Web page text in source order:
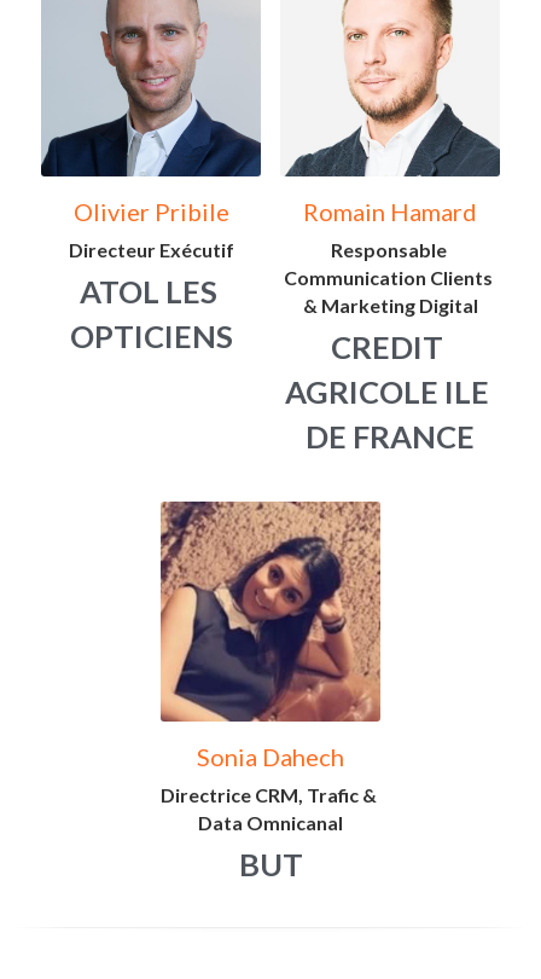
Olivier Pribile
Directeur Exécutif
ATOL LES
OPTICIENS
Romain Hamard
Responsable
Communication Clients
& Marketing Digital
CREDIT
AGRICOLE ILE
DE FRANCE
Sonia Dahech
Directrice CRM, Trafic &
Data Omnicanal
BUT